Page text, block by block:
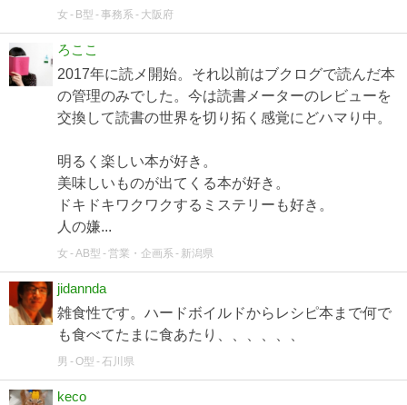
女 B型 事務系 大阪府
ろここ
2017年に読メ開始。それ以前はブクログで読んだ本
の管理のみでした。今は読書メーターのレビューを
交換して読書の世界を切り拓く感覚にどハマり中。
明るく楽しい本が好き。
美味しいものが出てくる本が好き。
ドキドキワクワクするミステリーも好き。
人の嫌...
女 AB型 営業・企画系 新潟県
jidannda
雑食性です。ハードボイルドからレシピ本まで何で
も食べてたまに食あたり、、、、、、
男 O型 石川県
keco